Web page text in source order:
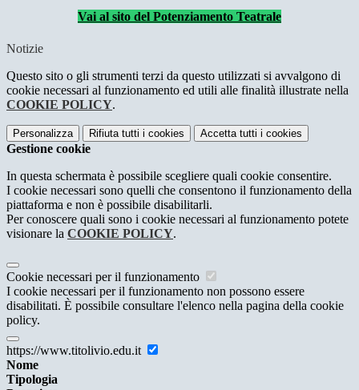
Vai al sito del Potenziamento Teatrale
Notizie
Questo sito o gli strumenti terzi da questo utilizzati si avvalgono di
cookie necessari al funzionamento ed utili alle finalità illustrate nella
COOKIE POLICY.
Personalizza Rifiuta tutti i cookies Accetta tutti i cookies
Gestione cookie
In questa schermata è possibile scegliere quali cookie consentire.
I cookie necessari sono quelli che consentono il funzionamento della
piattaforma e non è possibile disabilitarli.
Per conoscere quali sono i cookie necessari al funzionamento potete
visionare la COOKIE POLICY.
Cookie necessari per il funzionamento
I cookie necessari per il funzionamento non possono essere
disabilitati. È possibile consultare l'elenco nella pagina della cookie
policy.
https://www.titolivio.edu.it
Nome
Tipologia